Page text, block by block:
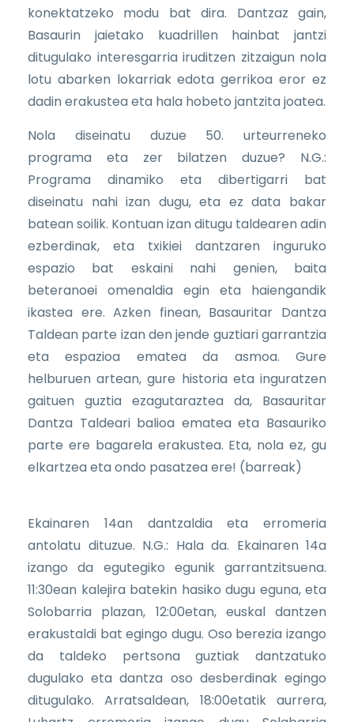
konektatzeko modu bat dira. Dantzaz gain,
Basaurin jaietako kuadrillen hainbat jantzi
ditugulako interesgarria iruditzen zitzaigun nola
lotu abarken lokarriak edota gerrikoa eror ez
dadin erakustea eta hala hobeto jantzita joatea.
Nola diseinatu duzue 50. urteurreneko
programa eta zer bilatzen duzue? N.G.:
Programa dinamiko eta dibertigarri bat
diseinatu nahi izan dugu, eta ez data bakar
batean soilik. Kontuan izan ditugu taldearen adin
ezberdinak, eta txikiei dantzaren inguruko
espazio bat eskaini nahi genien, baita
beteranoei omenaldia egin eta haiengandik
ikastea ere. Azken finean, Basauritar Dantza
Taldean parte izan den jende guztiari garrantzia
eta espazioa ematea da asmoa. Gure
helburuen artean, gure historia eta inguratzen
gaituen guztia ezagutaraztea da, Basauritar
Dantza Taldeari balioa ematea eta Basauriko
parte ere bagarela erakustea. Eta, nola ez, gu
elkartzea eta ondo pasatzea ere! (barreak)
Ekainaren 14an dantzaldia eta erromeria
antolatu dituzue. N.G.: Hala da. Ekainaren 14a
izango da egutegiko egunik garrantzitsuena.
11:30ean kalejira batekin hasiko dugu eguna, eta
Solobarria plazan, 12:00etan, euskal dantzen
erakustaldi bat egingo dugu. Oso berezia izango
da taldeko pertsona guztiak dantzatuko
dugulako eta dantza oso desberdinak egingo
ditugulako. Arratsaldean, 18:00etatik aurrera,